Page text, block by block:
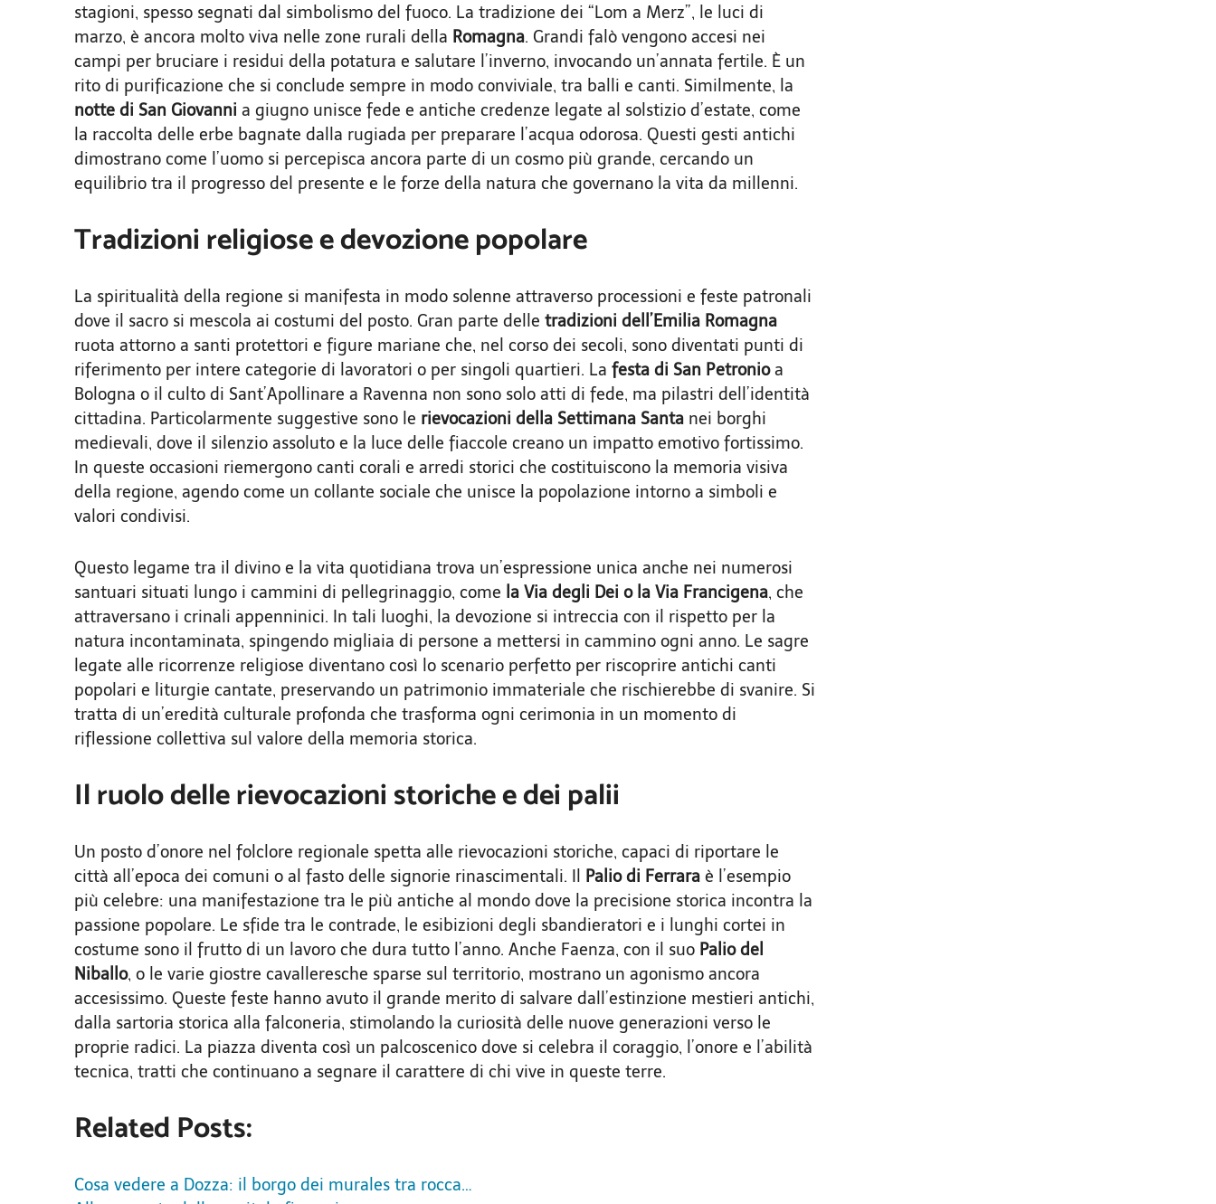
stagioni, spesso segnati dal simbolismo del fuoco. La tradizione dei “Lom a Merz”, le luci di
marzo, è ancora molto viva nelle zone rurali della Romagna. Grandi falò vengono accesi nei
campi per bruciare i residui della potatura e salutare l’inverno, invocando un’annata fertile. È un
rito di purificazione che si conclude sempre in modo conviviale, tra balli e canti. Similmente, la
notte di San Giovanni a giugno unisce fede e antiche credenze legate al solstizio d’estate, come
la raccolta delle erbe bagnate dalla rugiada per preparare l’acqua odorosa. Questi gesti antichi
dimostrano come l’uomo si percepisca ancora parte di un cosmo più grande, cercando un
equilibrio tra il progresso del presente e le forze della natura che governano la vita da millenni.
Tradizioni religiose e devozione popolare
La spiritualità della regione si manifesta in modo solenne attraverso processioni e feste patronali
dove il sacro si mescola ai costumi del posto. Gran parte delle tradizioni dell’Emilia Romagna
ruota attorno a santi protettori e figure mariane che, nel corso dei secoli, sono diventati punti di
riferimento per intere categorie di lavoratori o per singoli quartieri. La festa di San Petronioa
Bologna o il culto di Sant’Apollinare a Ravenna non sono solo atti di fede, ma pilastri dell’identità
cittadina. Particolarmente suggestive sono le rievocazioni della Settimana Santa nei borghi
medievali, dove il silenzio assoluto e la luce delle fiaccole creano un impatto emotivo fortissimo.
In queste occasioni riemergono canti corali e arredi storici che costituiscono la memoria visiva
della regione, agendo come un collante sociale che unisce la popolazione intorno a simboli e
valori condivisi.
Questo legame tra il divino e la vita quotidiana trova un’espressione unica anche nei numerosi
santuari situati lungo i cammini di pellegrinaggio, come la Via degli Dei o la Via Francigena, che
attraversano i crinali appenninici. In tali luoghi, la devozione si intreccia con il rispetto per la
natura incontaminata, spingendo migliaia di persone a mettersi in cammino ogni anno. Le sagre
legate alle ricorrenze religiose diventano così lo scenario perfetto per riscoprire antichi canti
popolari e liturgie cantate, preservando un patrimonio immateriale che rischierebbe di svanire. Si
tratta di un’eredità culturale profonda che trasforma ogni cerimonia in un momento di
riflessione collettiva sul valore della memoria storica.
Il ruolo delle rievocazioni storiche e dei palii
Un posto d’onore nel folclore regionale spetta alle rievocazioni storiche, capaci di riportare le
città all’epoca dei comuni o al fasto delle signorie rinascimentali. Il
Palio di Ferrara è l’esempio
più celebre: una manifestazione tra le più antiche al mondo dove la precisione storica incontra la
passione popolare. Le sfide tra le contrade, le esibizioni degli sbandieratori e i lunghi cortei in
costume sono il frutto di un lavoro che dura tutto l’anno. Anche Faenza, con il suo Palio del
Niballo, o le varie giostre cavalleresche sparse sul territorio, mostrano un agonismo ancora
accesissimo. Queste feste hanno avuto il grande merito di salvare dall’estinzione mestieri antichi,
dalla sartoria storica alla falconeria, stimolando la curiosità delle nuove generazioni verso le
proprie radici. La piazza diventa così un palcoscenico dove si celebra il coraggio, l’onore e l’abilità
tecnica, tratti che continuano a segnare il carattere di chi vive in queste terre.
Related Posts:
Cosa vedere a Dozza: il borgo dei murales tra rocca…